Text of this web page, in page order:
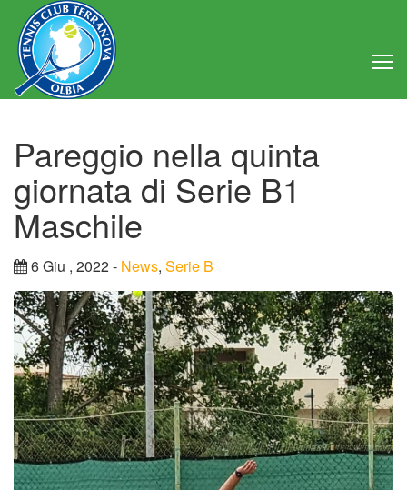
Club
Consiglio Direttivo
Statuto
Attività
Struttura
Tornei
Wheelchair
Pareggio nella quinta
giornata di Serie B1
Maschile
6 Giu , 2022 - News, Serie B